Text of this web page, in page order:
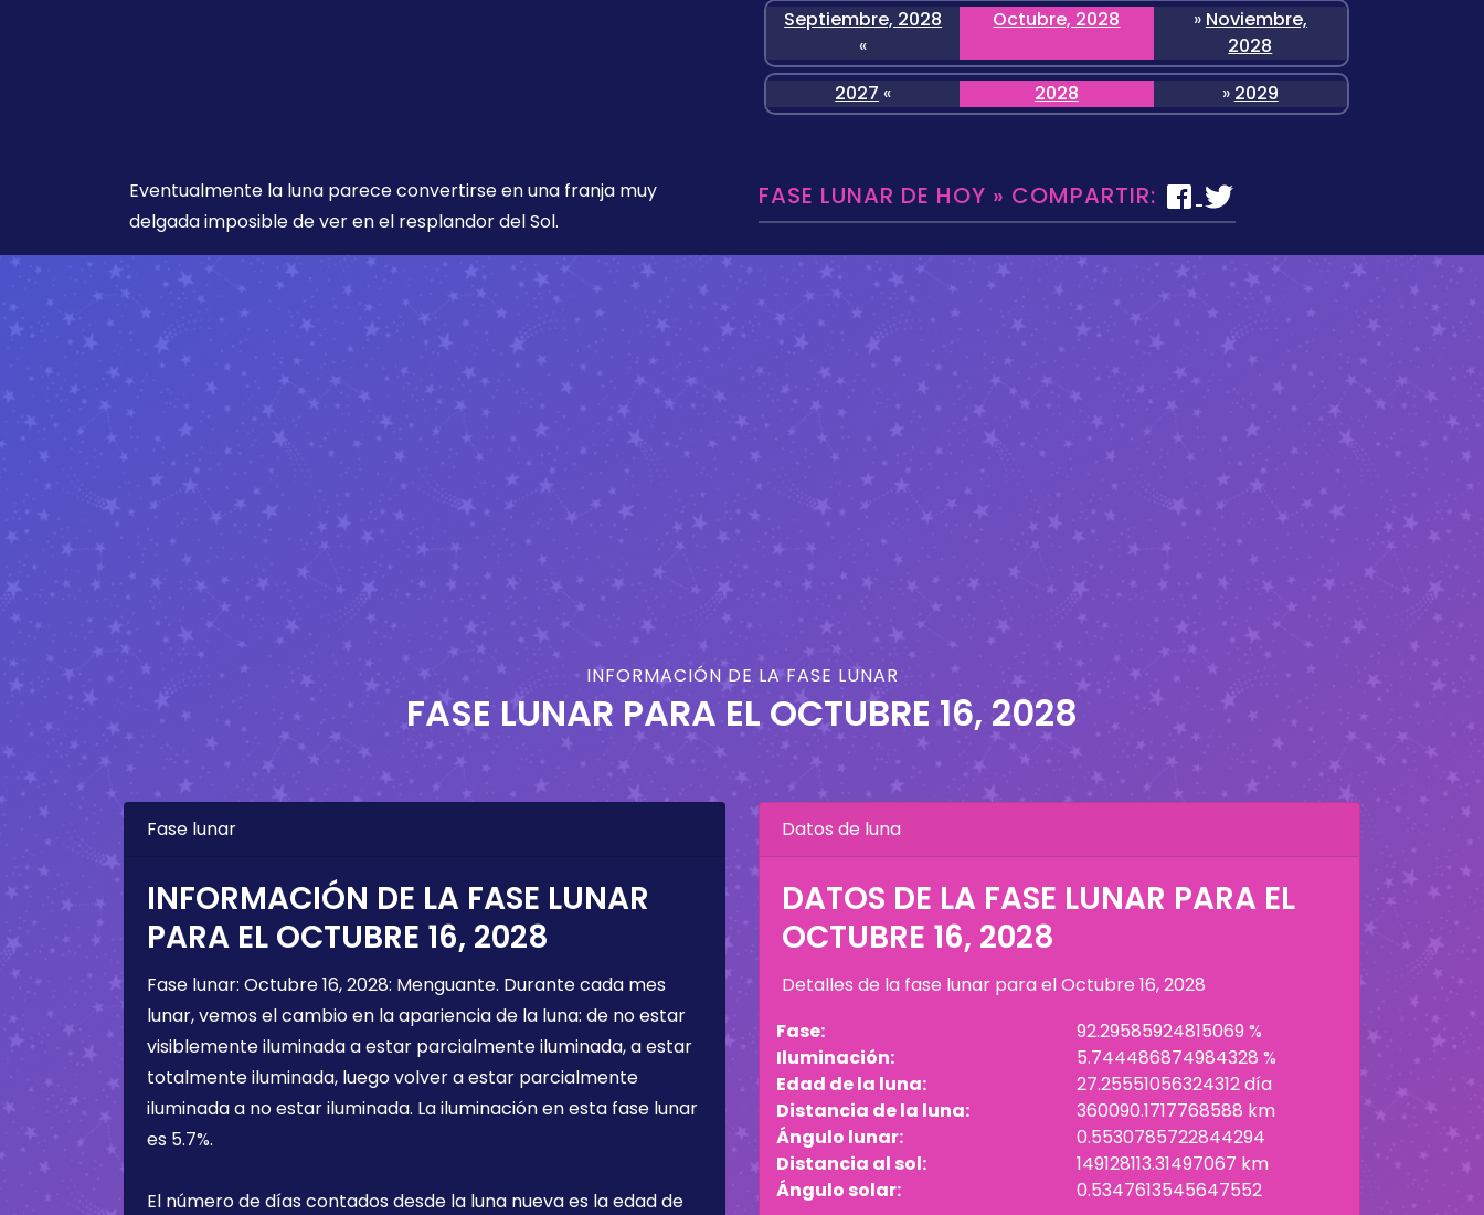
Septiembre, 2028
«
Octubre, 2028 » Noviembre,
2028
2027 « 2028 » 2029
Eventualmente la luna parece convertirse en una franja muy
delgada imposible de ver en el resplandor del Sol.
FASE LUNAR DE HOY » COMPARTIR:
INFORMACIÓN DE LA FASE LUNAR
FASE LUNAR PARA ELOCTUBRE 16, 2028
Fase lunar
INFORMACIÓN DE LA FASE LUNAR
PARA EL OCTUBRE 16, 2028
Fase lunar: Octubre 16, 2028: Menguante. Durante cada mes
lunar, vemos el cambio en la apariencia de la luna: de no estar
visiblemente iluminada a estar parcialmente iluminada, a estar
totalmente iluminada, luego volver a estar parcialmente
iluminada a no estar iluminada. La iluminación en esta fase lunar
es 5.7%.
El número de días contados desde la luna nueva es la edad de
Datos de luna
DATOS DE LA FASE LUNAR PARA EL
OCTUBRE 16, 2028
Detalles de la fase lunar para elOctubre 16, 2028
Fase:
92.29585924815069 %
Iluminación:
5.744486874984328 %
Edad de la luna:
27.25551056324312 día
Distancia de la luna:
360090.1717768588 km
Ángulo lunar:
0.5530785722844294
Distancia al sol:
149128113.31497067 km
Ángulo solar:
0.5347613545647552